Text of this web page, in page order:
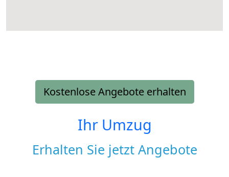
Kostenlose Angebote erhalten
Ihr Umzug
Erhalten Sie jetzt Angebote